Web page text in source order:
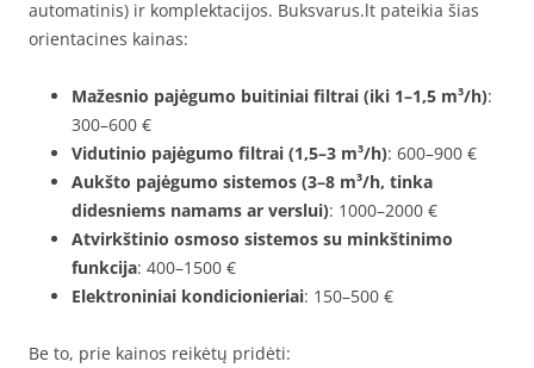
automatinis) ir komplektacijos. Buksvarus.lt pateikia šias
orientacines kainas:
Mažesnio pajėgumo buitiniai filtrai (iki 1–1,5 m³/h):
300–600 €
Vidutinio pajėgumo filtrai (1,5–3 m³/h): 600–900 €
Aukšto pajėgumo sistemos (3–8 m³/h, tinka
didesniems namams ar verslui): 1000–2000 €
Atvirkštinio osmoso sistemos su minkštinimo
funkcija: 400–1500 €
Elektroniniai kondicionieriai: 150–500 €
Be to, prie kainos reikėtų pridėti: